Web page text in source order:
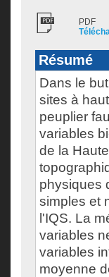
PDF
Résumé
Dans le
sites à
peuplier
variables
de la
physiques
simples et
l'IQS. La
variables
variables
moyenne